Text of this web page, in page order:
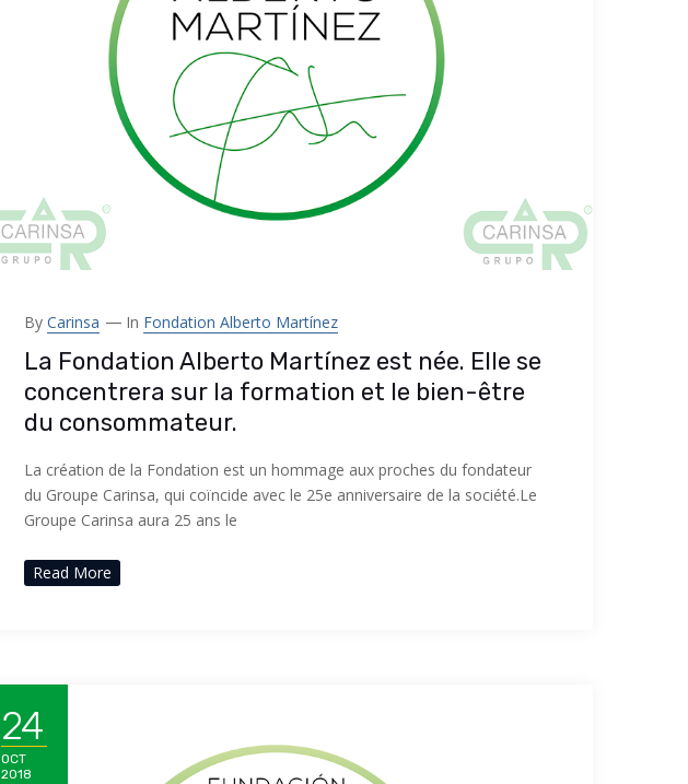
By Carinsa In Fondation Alberto Martínez
La Fondation Alberto Martínez est née. Elle se
concentrera sur la formation et le bien-être
du consommateur.
La création de la Fondation est un hommage aux proches du fondateur
du Groupe Carinsa, qui coïncide avec le 25e anniversaire de la société.Le
Groupe Carinsa aura 25 ans le
Read More
24
OCT
2018